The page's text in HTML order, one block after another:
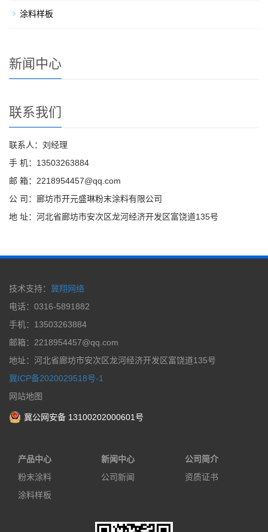
涂料样板
新闻中心
联系我们
联系人：刘经理
手 机：13503263884
邮 箱：2218954457@qq.com
公 司：廊坊市开元盛琳粉末涂料有限公司
地 址：河北省廊坊市安次区龙河经济开发区富饶道135号
技术支持： 冀翔网络
电话：0316-5891882
手机：13503263884
邮箱：2218954457@qq.com
地址：河北省廊坊市安次区龙河经济开发区富饶道135号
冀ICP备2020029518号-1
网站地图
冀公网安备 13100202000601号
产品中心
粉末涂料
涂料样板
新闻中心
公司新闻
公司简介
资质证书